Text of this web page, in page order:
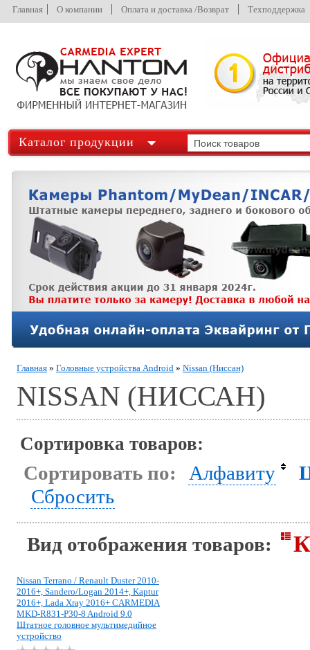
Главная О компании Оплата и доставка /Возврат Техподдержка
Каталог продукции
Главная » Головные устройства Android » Nissan (Ниссан)
NISSAN (НИССАН)
Сортировка товаров:
Сортировать по: Алфавиту
Сбросить
Вид отображения товаров:
Nissan Terrano / Renault Duster 2010-
2016+, Sandero/Logan 2014+, Kaptur
2016+, Lada Xray 2016+ CARMEDIA
MKD-R831-P30-8 Android 9.0
Штатное головное мультимедийное
устройство